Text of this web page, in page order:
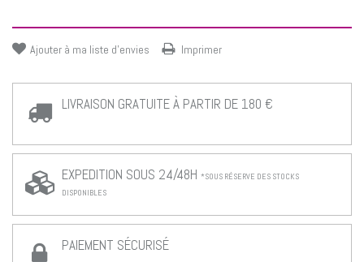
Ajouter à ma liste d'envies Imprimer
LIVRAISON GRATUITE À PARTIR DE 180 €
EXPEDITION SOUS 24/48H *SOUS RÉSERVE DES STOCKS
DISPONIBLES
PAIEMENT SÉCURISÉ